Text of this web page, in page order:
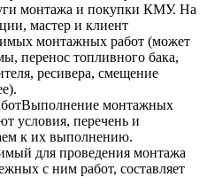
монтажа и покупки КМУ. На
мастер и клиент
монтажных работ (может
перенос топливного бака,
ресивера, смещение
Выполнение монтажных
условия, перечень и
к их выполнению.
для проведения монтажа
с ним работ, составляет